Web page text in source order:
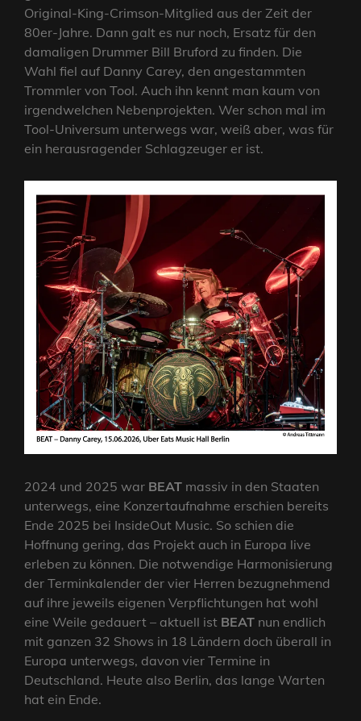
Original-King-Crimson-Mitglied aus der Zeit der
80er-Jahre. Dann galt es nur noch, Ersatz für den
damaligen Drummer Bill Bruford zu finden. Die
Wahl fiel auf Danny Carey, den angestammten
Trommler von Tool. Auch ihn kennt man kaum von
irgendwelchen Nebenprojekten. Wer schon mal im
Tool-Universum unterwegs war, weiß aber, was für
ein herausragender Schlagzeuger er ist.
2024 und 2025 war BEAT massiv in den Staaten
unterwegs, eine Konzertaufnahme erschien bereits
Ende 2025 bei InsideOut Music. So schien die
Hoffnung gering, das Projekt auch in Europa live
erleben zu können. Die notwendige Harmonisierung
der Terminkalender der vier Herren bezugnehmend
auf ihre jeweils eigenen Verpflichtungen hat wohl
eine Weile gedauert – aktuell ist BEAT nun endlich
mit ganzen 32 Shows in 18 Ländern doch überall in
Europa unterwegs, davon vier Termine in
Deutschland. Heute also Berlin, das lange Warten
hat ein Ende.